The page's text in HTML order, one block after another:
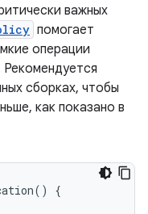
важных
помогает
операции
сборках, чтобы
как показано в
() {